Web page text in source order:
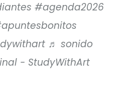
#agenda2026
♬ sonido
- StudyWithArt